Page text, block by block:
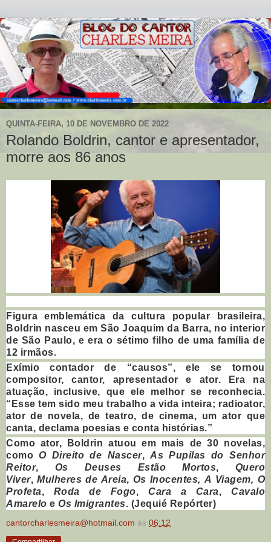
QUINTA-FEIRA, 10 DE NOVEMBRO DE 2022
Rolando Boldrin, cantor e apresentador,
morre aos 86 anos
Figura emblemática da cultura popular brasileira,
Boldrin nasceu em São Joaquim da Barra, no interior
de São Paulo, e era o sétimo filho de uma família de
12 irmãos.
Exímio contador de “causos”, ele se tornou
compositor, cantor, apresentador e ator. Era na
atuação, inclusive, que ele melhor se reconhecia.
“Esse tem sido meu trabalho a vida inteira; radioator,
ator de novela, de teatro, de cinema, um ator que
canta, declama poesias e conta histórias.”
Como ator, Boldrin atuou em mais de 30 novelas,
comoO Direito de Nascer,As Pupilas do Senhor
Reitor, Os Deuses Estão Mortos, Quero
Viver,Mulheres de Areia, Os Inocentes, A Viagem, O
Profeta, Roda de Fogo,Cara a Cara,Cavalo
Amarelo e Os Imigrantes. (Jequié Repórter)
cantorcharlesmeira@hotmail.com às 06:12